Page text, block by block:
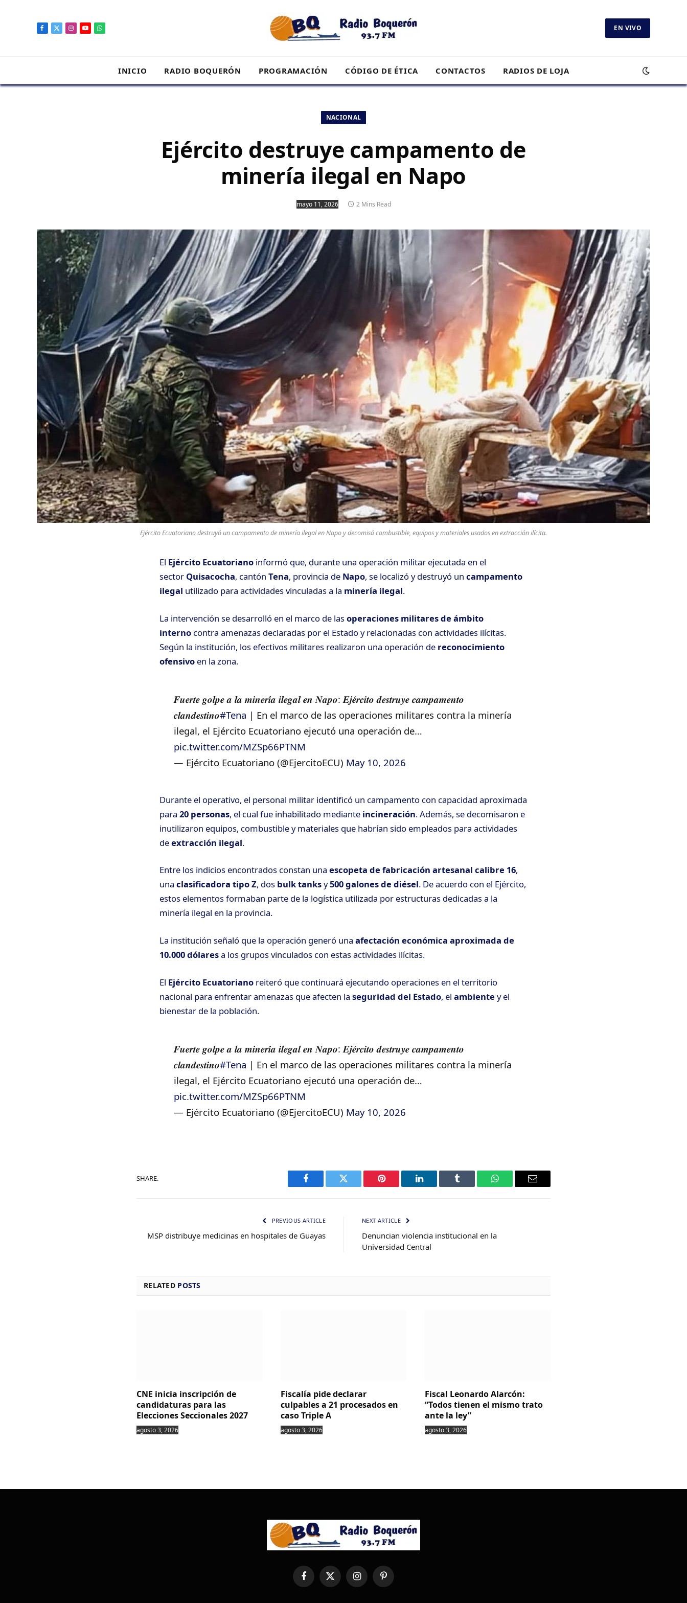
Facebook
X
Instagram
YouTubeWhatsApp EN VIVO
INICIO RADIO BOQUERÓN PROGRAMACIÓN CÓDIGO DE ÉTICA CONTACTOS RADIOS DE LOJA
NACIONAL
Ejército destruye campamento de
minería ilegal en Napo
mayo 11, 2026 2 Mins Read
Ejército Ecuatoriano destruyó un campamento de minería ilegal en Napo y decomisó combustible, equipos y materiales usados en extracción ilícita.
El Ejército Ecuatoriano informó que, durante una operación militar ejecutada en el
sector Quisacocha, cantón Tena, provincia de Napo, se localizó y destruyó un campamento
ilegal utilizado para actividades vinculadas a la minería ilegal.
La intervención se desarrolló en el marco de lasoperaciones militares de ámbito
interno contra amenazas declaradas por el Estado y relacionadas con actividades ilícitas.
Según la institución, los efectivos militares realizaron una operación de reconocimiento
ofensivo en la zona.
𝑭𝒖𝒆𝒓𝒕𝒆 𝒈𝒐𝒍𝒑𝒆 𝒂 𝒍𝒂 𝒎𝒊𝒏𝒆𝒓𝒊́𝒂 𝒊𝒍𝒆𝒈𝒂𝒍 𝒆𝒏 𝑵𝒂𝒑𝒐: 𝑬𝒋𝒆́𝒓𝒄𝒊𝒕𝒐 𝒅𝒆𝒔𝒕𝒓𝒖𝒚𝒆 𝒄𝒂𝒎𝒑𝒂𝒎𝒆𝒏𝒕𝒐
𝒄𝒍𝒂𝒏𝒅𝒆𝒔𝒕𝒊𝒏𝒐#Tena | En el marco de las operaciones militares contra la minería
ilegal, el Ejército Ecuatoriano ejecutó una operación de…
pic.twitter.com/MZSp66PTNM
— Ejército Ecuatoriano (@EjercitoECU) May 10, 2026
Durante el operativo, el personal militar identificó un campamento con capacidad aproximada
para 20 personas, el cual fue inhabilitado mediante incineración. Además, se decomisaron e
inutilizaron equipos, combustible y materiales que habrían sido empleados para actividades
deextracción ilegal.
Entre los indicios encontrados constan una escopeta de fabricación artesanal calibre 16,
una clasificadora tipo Z, dos bulk tanksy500 galones de diésel. De acuerdo con el Ejército,
estos elementos formaban parte de la logística utilizada por estructuras dedicadas a la
minería ilegal en la provincia.
La institución señaló que la operación generó una afectación económica aproximada de
10.000 dólaresa los grupos vinculados con estas actividades ilícitas.
El Ejército Ecuatoriano reiteró que continuará ejecutando operaciones en el territorio
nacional para enfrentar amenazas que afecten la seguridad del Estado, el ambientey el
bienestar de la población.
𝑭𝒖𝒆𝒓𝒕𝒆 𝒈𝒐𝒍𝒑𝒆 𝒂 𝒍𝒂 𝒎𝒊𝒏𝒆𝒓𝒊́𝒂 𝒊𝒍𝒆𝒈𝒂𝒍 𝒆𝒏 𝑵𝒂𝒑𝒐: 𝑬𝒋𝒆́𝒓𝒄𝒊𝒕𝒐 𝒅𝒆𝒔𝒕𝒓𝒖𝒚𝒆 𝒄𝒂𝒎𝒑𝒂𝒎𝒆𝒏𝒕𝒐
𝒄𝒍𝒂𝒏𝒅𝒆𝒔𝒕𝒊𝒏𝒐#Tena | En el marco de las operaciones militares contra la minería
ilegal, el Ejército Ecuatoriano ejecutó una operación de…
pic.twitter.com/MZSp66PTNM
— Ejército Ecuatoriano (@EjercitoECU) May 10, 2026
SHARE.
Facebook Twitter Pinterest LinkedIn Tumblr WhatsAppEmail
PREVIOUS ARTICLE
MSP distribuye medicinas en hospitales de Guayas
NEXT ARTICLE
Denuncian violencia institucional en la
Universidad Central
RELATED POSTS
CNE inicia inscripción de
candidaturas para las
Elecciones Seccionales 2027
agosto 3, 2026
Fiscalía pide declarar
culpables a 21 procesados en
caso Triple A
agosto 3, 2026
Fiscal Leonardo Alarcón:
“Todos tienen el mismo trato
ante la ley”
agosto 3, 2026
FacebookX
(Twitter)
InstagramPinterest